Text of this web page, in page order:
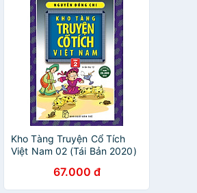
Kho Tàng Truyện Cổ Tích
Việt Nam 02 (Tái Bản 2020)
67.000 đ